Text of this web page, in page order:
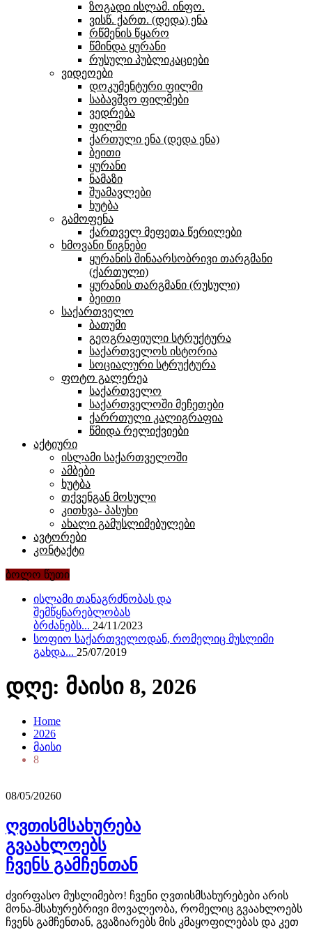
ზოგადი ისლამ. ინფო.
ვისწ. ქართ. (დედა) ენა
რწმენის წყარო
წმინდა ყურანი
რუსული პუბლიკაციები
ვიდეოები
დოკუმენტური ფილმი
საბავშვო ფილმები
ვედრება
ფილმი
ქართული ენა (დედა ენა)
ბეითი
ყურანი
ნამაზი
შუამავლები
ხუტბა
გამოფენა
ქართველ მეფეთა წერილები
ხმოვანი წიგნები
ყურანის შინაარსობრივი თარგმანი
(ქართული)
ყურანის თარგმანი (რუსული)
ბეითი
საქართველო
ბათუმი
გეოგრაფიული სტრუქტურა
საქართველოს ისტორია
სოციალური სტრუქტურა
ფოტო გალერეა
საქართველო
საქართველოში მეჩეთები
ქარრთული კალიგრაფია
წმიდა რელიქვიები
აქტიური
ისლამი საქართველოში
ამბები
ხუტბა
თქვენგან მოსული
კითხვა- პასუხი
ახალი გამუსლიმებულები
ავტორები
კონტაქტი
ბოლო წუთი
ისლამი თანაგრძნობას და
შემწყნარებლობას
ბრძანებს... 24/11/2023
სოფიო საქართველოდან, რომელიც მუსლიმი
გახდა... 25/07/2019
დღე: მაისი 8, 2026
Home
2026
მაისი
8
08/05/20260
ღვთისმსახურება
გვაახლოებს
ჩვენს გამჩენთან
ძვირფასო მუსლიმებო! ჩვენი ღვთისმსახურებები არის
მონა-მსახურებრივი მოვალეობა, რომელიც გვაახლოებს
ჩვენს გამჩენთან, გვაზიარებს მის კმაყოფილებას და კეთ